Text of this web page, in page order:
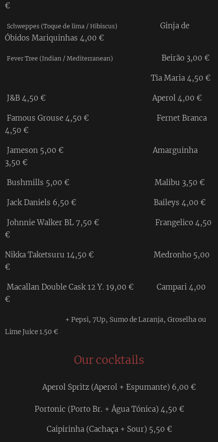
€
Schweppes (Toque de lima / Hibiscus)
Ginja de
Óbidos Mariquinhas 4,00 €
Fever Tree (Indian / Mediterranean) Beirão 3,00 €
Tia Maria 4,50 €
J&B 4,50 € Aperol 4,00 €
Famous Grouse 4,50 € Fernet Branca
4,50 €
Jameson 5,00 € Amarguinha
3,50 €
Bushmills 5,00 € Malibu 3,50 €
Jack Daniels 6,50 € Baileys 4,00 €
Johnnie Walker BL 7,50 € Frangelico 4,50
€
Nikka Taketsuru 14,50 € Medronho 5,00
€
Macallan Double Cask 12 Y. 19,00 € Campari 4,00
€
+ Pepsi, 7Up, Sumo de Laranja, Groselha ou
Lime Juice 1.50 €
Our cocktails
Aperol Spritz (Aperol + Espumante) 6,00 €
Portonic (Porto Br. + Água Tónica) 4,50 €
Caipirinha (Cachaça + Sour) 5,50 €